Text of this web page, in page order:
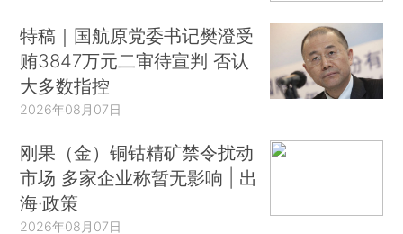
特稿｜国航原党委书记樊澄受
贿3847万元二审待宣判 否认
大多数指控
2026年08月07日
刚果（金）铜钴精矿禁令扰动
市场 多家企业称暂无影响 | 出
海·政策
2026年08月07日